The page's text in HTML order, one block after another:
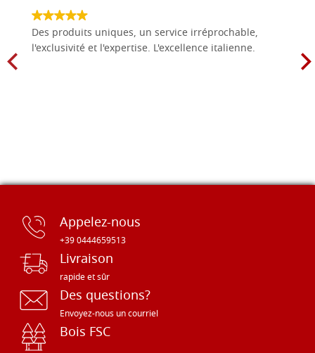
Des produits uniques, un service irréprochable,
l'exclusivité et l'expertise. L'excellence italienne.
Appelez-nous
+39 0444659513
Livraison
rapide et sûr
Des questions?
Envoyez-nous un courriel
Bois FSC